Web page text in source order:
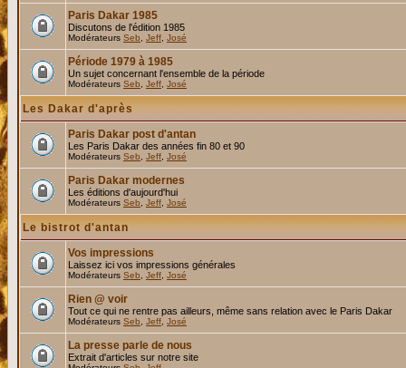
Paris Dakar 1985
Discutons de l'édition 1985
Modérateurs Seb Jeff José
Période 1979 à 1985
Un sujet concernant l'ensemble de la période
Modérateurs Seb Jeff José
Les Dakar d'après
Paris Dakar post d'antan
Les Paris Dakar des années fin 80 et 90
Modérateurs Seb Jeff José
Paris Dakar modernes
Les éditions d'aujourd'hui
Modérateurs Seb Jeff José
Le bistrot d'antan
Vos impressions
Laissez ici vos impressions générales
Modérateurs Seb Jeff José
Rien @ voir
Tout ce qui ne rentre pas ailleurs, même sans relation avec le Paris Dakar
Modérateurs Seb Jeff José
La presse parle de nous
Extrait d'articles sur notre site